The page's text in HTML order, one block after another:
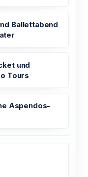
Ballettabend
und
Tours
Aspendos-